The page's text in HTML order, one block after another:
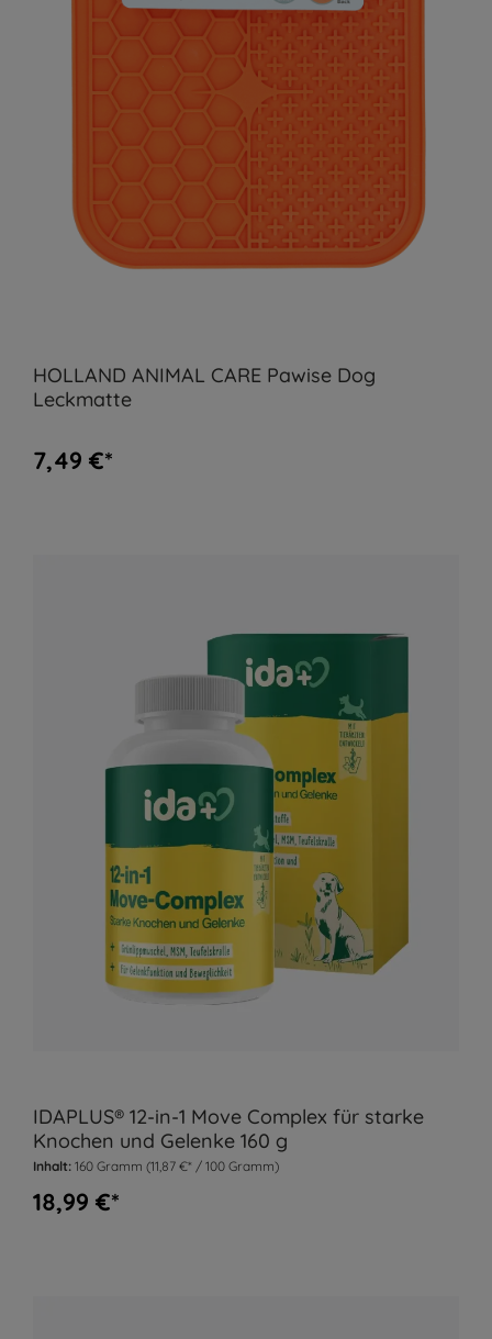
HOLLAND ANIMAL CARE Pawise Dog
Leckmatte
7,49 €*
IDAPLUS® 12-in-1 Move Complex für starke
Knochen und Gelenke 160 g
Inhalt: 160 Gramm (11,87 €* / 100 Gramm)
18,99 €*